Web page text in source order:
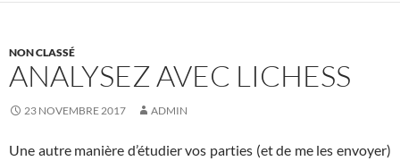
NON CLASSÉ
ANALYSEZ AVEC LICHESS
23 NOVEMBRE 2017 ADMIN
Une autre manière d’étudier vos parties (et de me les envoyer)